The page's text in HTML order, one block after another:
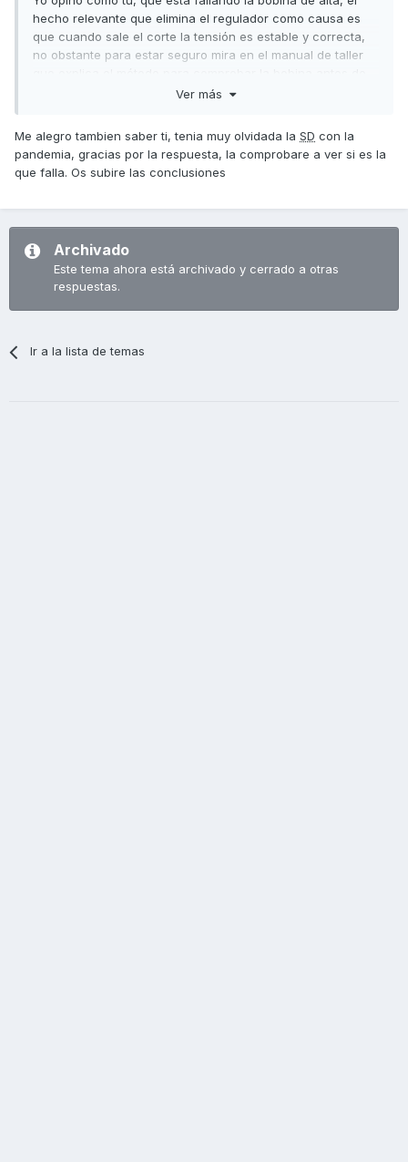
hecho relevante que elimina el regulador como causa es
que cuando sale el corte la tensión es estable y correcta,
no obstante para estar seguro mira en el manual de taller
cambiarla ya que cuesta 50€.
Ver más
Me alegro tambien saber ti, tenia muy olvidada la SD con la
pandemia, gracias por la respuesta, la comprobare a ver si es la
que falla. Os subire las conclusiones
Archivado
Este tema ahora está archivado y cerrado a otras
respuestas.
Ir a la lista de temas